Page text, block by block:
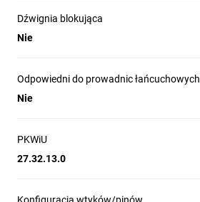
Przewodniki
Miedziane, AWG 23/1
Ekranowanie
Nieekranowany
Powłoka zewnętrzna
LSOH (bezhalogenowa, trudnopalna)
Dźwignia blokująca
Nie
Odpowiedni do prowadnic łańcuchowych
Nie
PKWiU
27.32.13.0